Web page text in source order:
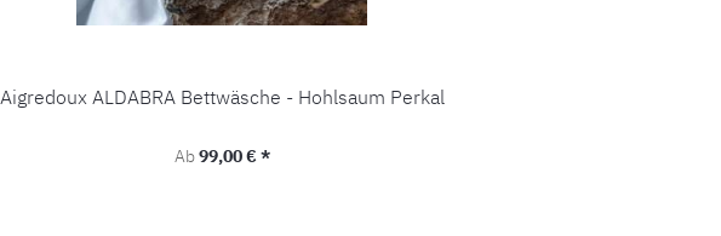
Aigredoux ALDABRA Bettwäsche - Hohlsaum Perkal
Regulärer Preis:
Ab99,00 € *